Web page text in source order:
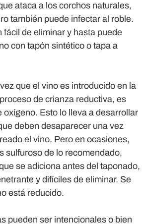
ataca a los corchos naturales,
también puede infectar al roble.
fácil de eliminar y hasta puede
con tapón sintético o tapa a
que el vino es introducido en la
de crianza reductiva, es
oxígeno. Esto lo lleva a desarrollar
deben desaparecer una vez
el vino. Pero en ocasiones,
sulfuroso de lo recomendado,
se adiciona antes del taponado,
y difíciles de eliminar. Se
está reducido.
pueden ser intencionales o bien